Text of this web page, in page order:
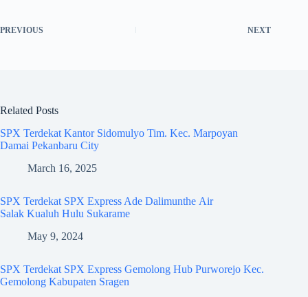
PREVIOUS NEXT
Related Posts
SPX Terdekat Kantor Sidomulyo Tim. Kec. Marpoyan
Damai Pekanbaru City
March 16, 2025
SPX Terdekat SPX Express Ade Dalimunthe Air
Salak Kualuh Hulu Sukarame
May 9, 2024
SPX Terdekat SPX Express Gemolong Hub Purworejo Kec.
Gemolong Kabupaten Sragen